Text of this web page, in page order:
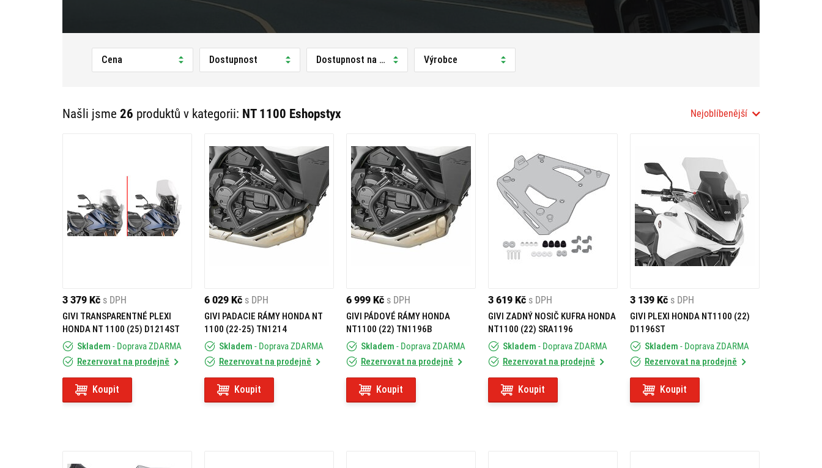
Cena Dostupnost Dostupnost na prodejně Výrobce
Našli jsme 26 produktů v kategorii: NT 1100 Eshopstyx Nejoblíbenější
3 379 Kč s DPH
GIVI TRANSPARENTNÉ PLEXI
HONDA NT 1100 (25) D1214ST
Skladem - Doprava ZDARMA
Rezervovat na prodejně
Koupit
6 029 Kč s DPH
GIVI PADACIE RÁMY HONDA NT
1100 (22-25) TN1214
Skladem - Doprava ZDARMA
Rezervovat na prodejně
Koupit
6 999 Kč s DPH
GIVI PÁDOVÉ RÁMY HONDA
NT1100 (22) TN1196B
Skladem - Doprava ZDARMA
Rezervovat na prodejně
Koupit
3 619 Kč s DPH
GIVI ZADNÝ NOSIČ KUFRA HONDA
NT1100 (22) SRA1196
Skladem - Doprava ZDARMA
Rezervovat na prodejně
Koupit
3 139 Kč s DPH
GIVI PLEXI HONDA NT1100 (22)
D1196ST
Skladem - Doprava ZDARMA
Rezervovat na prodejně
Koupit